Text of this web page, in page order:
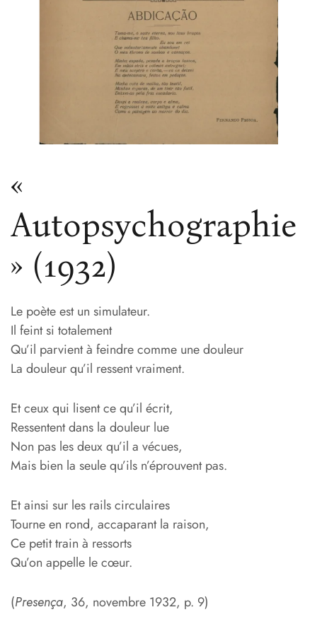
«
Autopsychographie
» (1932)
Le poète est un simulateur.
Il feint si totalement
Qu’il parvient à feindre comme une douleur
La douleur qu’il ressent vraiment.
Et ceux qui lisent ce qu’il écrit,
Ressentent dans la douleur lue
Non pas les deux qu’il a vécues,
Mais bien la seule qu’ils n’éprouvent pas.
Et ainsi sur les rails circulaires
Tourne en rond, accaparant la raison,
Ce petit train à ressorts
Qu’on appelle le cœur.
(Presença, 36, novembre 1932, p. 9)